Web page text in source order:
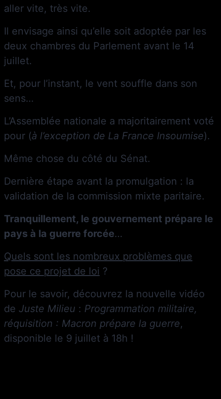
aller vite, très vite.
Il envisage ainsi qu’elle soit adoptée par les
deux chambres du Parlement avant le 14
juillet.
Et, pour l’instant, le vent souffle dans son
sens…
L’Assemblée nationale a majoritairement voté
pour (à l’exception de La France Insoumise).
Même chose du côté du Sénat.
Dernière étape avant la promulgation : la
validation de la commission mixte paritaire.
Tranquillement, le gouvernement prépare le
pays à la guerre forcée…
Quels sont les nombreux problèmes que
pose ce projet de loi ?
Pour le savoir, découvrez la nouvelle vidéo
de Juste Milieu : Programmation militaire,
réquisition : Macron prépare la guerre,
disponible le 9 juillet à 18h !